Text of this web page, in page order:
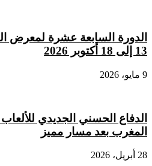
الدورة السابعة عشرة لمعرض
13 إلى 18 أكتوبر 2026
9 مايو، 2026
الدفاع الحسني الجديدي
المغرب بعد مسار مميز
28 أبريل، 2026